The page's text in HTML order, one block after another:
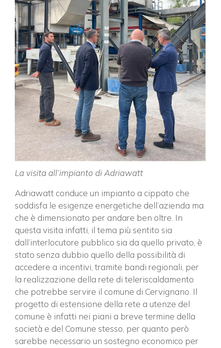
La visita all’impianto di Adriawatt
Adriawatt conduce un impianto a cippato che
soddisfa le esigenze energetiche dell’azienda ma
che è dimensionato per andare ben oltre. In
questa visita infatti, il tema più sentito sia
dall’interlocutore pubblico sia da quello privato, è
stato senza dubbio quello della possibilità di
accedere a incentivi, tramite bandi regionali, per
la realizzazione della rete di teleriscaldamento
che potrebbe servire il comune di Cervignano. Il
progetto di estensione della rete a utenze del
comune è infatti nei piani a breve termine della
società e del Comune stesso, per quanto però
sarebbe necessario un sostegno economico per